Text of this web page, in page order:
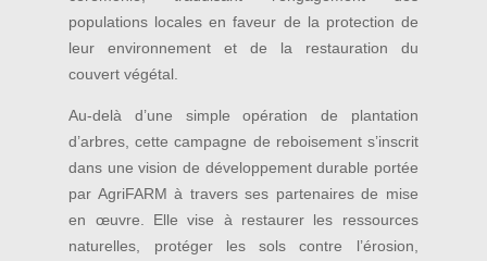
populations locales en faveur de la protection de
leur environnement et de la restauration du
couvert végétal.
Au-delà d’une simple opération de plantation
d’arbres, cette campagne de reboisement s’inscrit
dans une vision de développement durable portée
par AgriFARM à travers ses partenaires de mise
en œuvre. Elle vise à restaurer les ressources
naturelles, protéger les sols contre l’érosion,